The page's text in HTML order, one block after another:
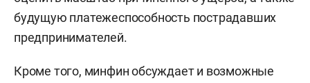
будущую платежеспособность пострадавших
предпринимателей.
Кроме того, минфин обсуждает и возможные